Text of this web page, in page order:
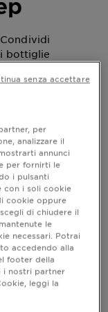
bottiglie
il nostro
differenze
le
per
analizzare il
annunci
per fornirti le
i pulsanti
con i soli cookie
cookie oppure
di chiudere il
le
necessari. Potrai
accedendo alla
footer della
i nostri partner
leggi la
senza accettare